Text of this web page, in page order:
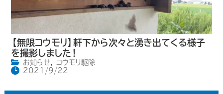
【無限コウモリ】軒下から次々と湧き出てくる様子
を撮影しました！
お知らせ,
コウモリ駆除
2021/9/22